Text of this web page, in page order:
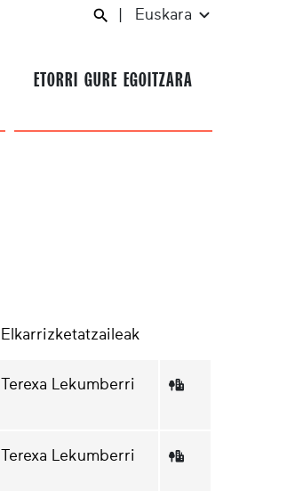
Euskara
ETORRI GURE EGOITZARA
Elkarrizketatzaileak
Terexa Lekumberri
Terexa Lekumberri